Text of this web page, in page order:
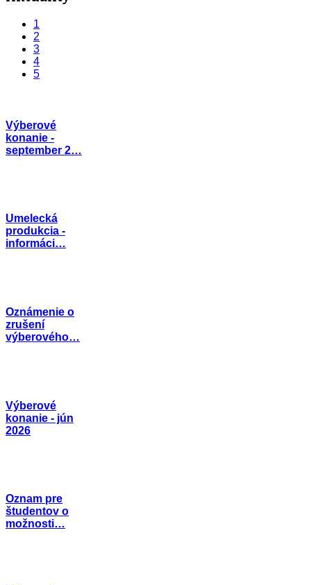
1
2
3
4
5
Výberové
konanie -
september 2…
Umelecká
produkcia -
informáci…
Oznámenie o
zrušení
výberového…
Výberové
konanie - jún
2026
Oznam pre
študentov o
možnosti…